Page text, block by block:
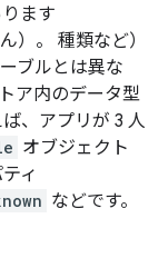
ます
）。 種類など）
ブルとは異な
ア内のデータ型
、アプリが 3 人
オブジェクト
ィ
などです。